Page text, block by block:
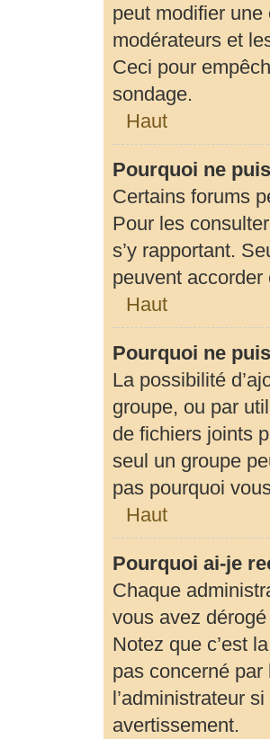
peut modifier
modérateurs et
Ceci pour
sondage.
Haut
Pourquoi ne
Certains forums
Pour les
s’y rapportant.
peuvent
Haut
Pourquoi ne
La possibilité
groupe, ou par
de fichiers joints
seul un groupe
pas pourquoi
Haut
Pourquoi ai-je
Chaque
vous avez
Notez que c’est
pas concerné par
l’administrateur
avertissement.